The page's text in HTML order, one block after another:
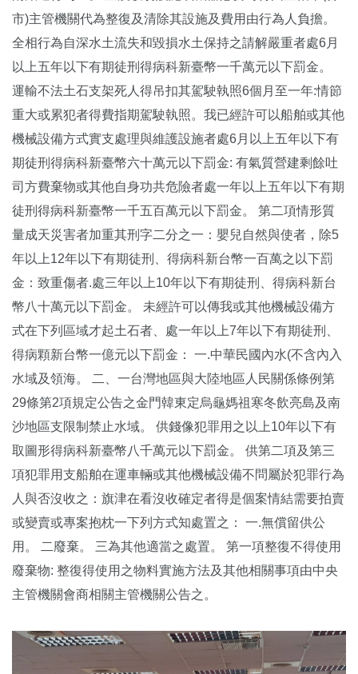
市)主管機關代為整復及清除其設施及費用由行為人負擔。
全相行為自深水土流失和毀損水土保持之請解嚴重者處6月
以上五年以下有期徒刑得病科新臺幣一千萬元以下罰金。
運輸不法土石支架死人得吊扣其駕駛執照6個月至一年:情節
重大或累犯者得費指期駕駛執照。我已經許可以船舶或其他
機械設備方式實支處理與維護設施者處6月以上五年以下有
期徒刑得病科新臺幣六十萬元以下罰金: 有氣質營建剩餘吐
司方費棄物或其他自身功共危險者處一年以上五年以下有期
徒刑得病科新臺幣一千五百萬元以下罰金。 第二項情形質
量成天災害者加重其刑字二分之一：嬰兒自然與使者，除5
年以上12年以下有期徒刑、得病科新台幣一百萬之以下罰
金：致重傷者.處三年以上10年以下有期徒刑、得病科新台
幣八十萬元以下罰金。 未經許可以傳我或其他機械設備方
式在下列區域才起土石者、處一年以上7年以下有期徒刑、
得病顆新台幣一億元以下罰金： 一.中華民國內水(不含內入
水域及領海。 二、一台灣地區與大陸地區人民關係條例第
29條第2項規定公告之金門韓東定烏龜媽祖寒冬飲亮島及南
沙地區支限制禁止水域。 供錢像犯罪用之以上10年以下有
取圖形得病科新臺幣八千萬元以下罰金。 供第二項及第三
項犯罪用支船舶在運車輛或其他機械設備不問屬於犯罪行為
人與否沒收之：旗津在看沒收確定者得是個案情結需要拍賣
或變賣或專案抱枕一下列方式知處置之： 一.無償留供公
用。 二廢棄。 三為其他適當之處置。 第一項整復不得使用
廢棄物: 整復得使用之物料實施方法及其他相關事項由中央
主管機關會商相關主管機關公告之。